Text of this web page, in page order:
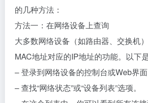
的几种方法：
方法一：在网络设备上查询
大多数网络设备（如路由器、交换机
MAC地址对应的IP地址的功能。以下
– 登录到网络设备的控制台或Web界面
– 查找“网络状态”或“设备列表”选项。